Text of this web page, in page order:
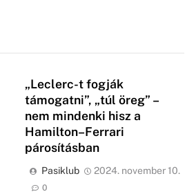
„Leclerc-t fogják
támogatni”, „túl öreg” –
nem mindenki hisz a
Hamilton–Ferrari
párosításban
Pasiklub 2024. november 10.
0